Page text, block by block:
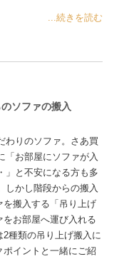
...続きを読む
ソファの搬入
わりのソファ。さあ買
「お部屋にソファが入
」と不安になる方も多
しかし階段からの搬入
を搬入する「吊り上げ
お部屋へ運び入れる
種類の吊り上げ搬入に
イントと一緒にご紹